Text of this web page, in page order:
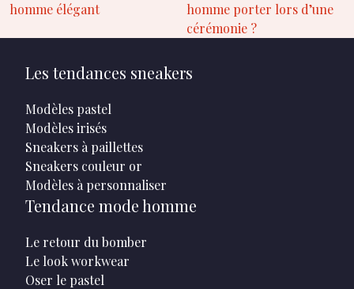
homme élégant
homme porter lors d’une
cérémonie ?
Les tendances sneakers
Modèles pastel
Modèles irisés
Sneakers à paillettes
Sneakers couleur or
Modèles à personnaliser
Tendance mode homme
Le retour du bomber
Le look workwear
Oser le pastel